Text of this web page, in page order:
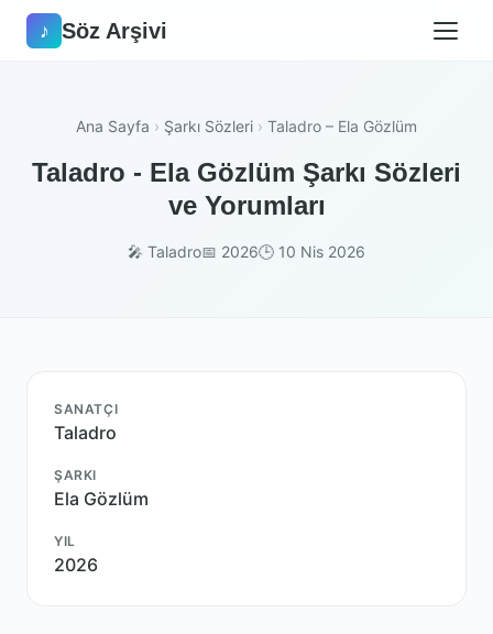
♪ Söz Arşivi
Ana Sayfa › Şarkı Sözleri › Taladro – Ela Gözlüm
Taladro - Ela Gözlüm Şarkı Sözleri
ve Yorumları
🎤 Taladro📅 2026🕒 10 Nis 2026
SANATÇI
Taladro
ŞARKI
Ela Gözlüm
YIL
2026